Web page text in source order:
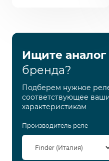
Ищите аналог
бренда?
Подберем нужное
соответствующее
характеристикам
Производитель реле